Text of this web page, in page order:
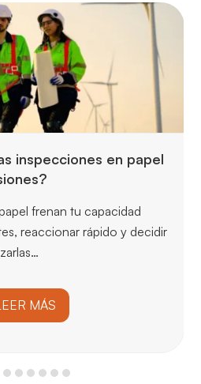
inspecciones en papel
frenan tu capacidad
reaccionar rápido y decidir
MÁS